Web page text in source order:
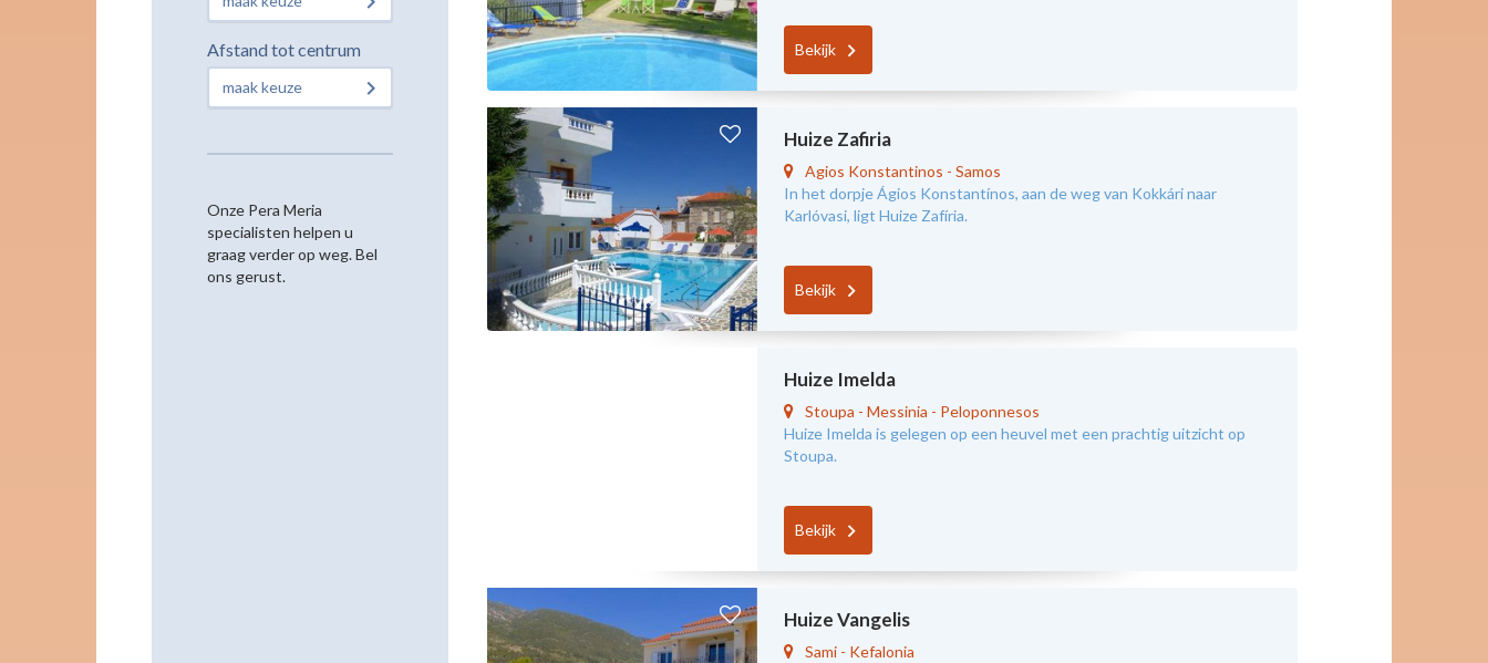
Afstand tot centrum
maak keuze
Onze Pera Meria
specialisten helpen u
graag verder op weg. Bel
ons gerust.
Bekijk
Huize Zafiria
Agios Konstantinos - Samos
In het dorpje Ágios Konstantínos, aan de weg van Kokkári naar
Karlóvasi, ligt Huize Zafíria.
Bekijk
Huize Imelda
Stoupa - Messinia - Peloponnesos
Huize Imelda is gelegen op een heuvel met een prachtig uitzicht op
Stoupa.
Bekijk
Huize Vangelis
Sami- Kefalonia